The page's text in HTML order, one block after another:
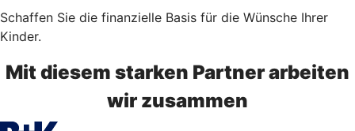
Schaffen Sie die finanzielle Basis für die Wünsche Ihrer
Kinder.
Mit diesem starken Partner arbeiten
wir zusammen